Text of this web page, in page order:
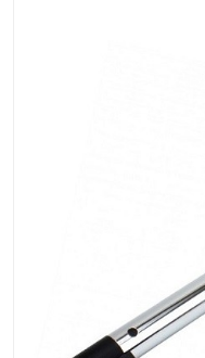
Tüm Kategorileri Gör